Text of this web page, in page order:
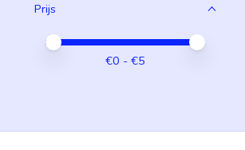
Prijs
Minimale prijswaarde
Price maximum value
€0 - €5